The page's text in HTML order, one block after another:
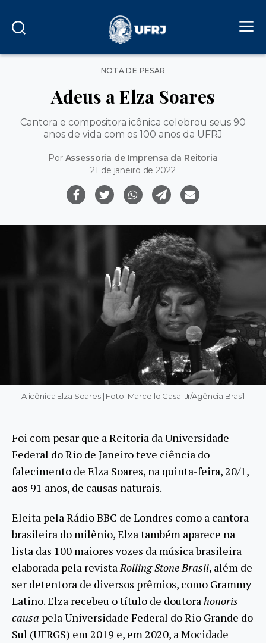
Categorias
NOTA DE PESAR
Adeus a Elza Soares
Cantora e compositora icônica celebrou seus 90
anos de vida com os 100 anos da UFRJ
Por Assessoria de Imprensa da Reitoria
21 de janeiro de 2022
A icônica Elza Soares | Foto: Marcello Casal Jr/Agência Brasil
Foi com pesar que a Reitoria da Universidade
Federal do Rio de Janeiro teve ciência do
falecimento de Elza Soares, na quinta-feira, 20/1,
aos 91 anos, de causas naturais.
Eleita pela Rádio BBC de Londres como a cantora
brasileira do milênio, Elza também aparece na
lista das 100 maiores vozes da música brasileira
elaborada pela revistaRolling Stone Brasil, além de
ser detentora de diversos prêmios, como Grammy
Latino. Elza recebeu o título de doutorahonoris
causa pela Universidade Federal do Rio Grande do
Sul (UFRGS) em 2019 e, em 2020, a Mocidade